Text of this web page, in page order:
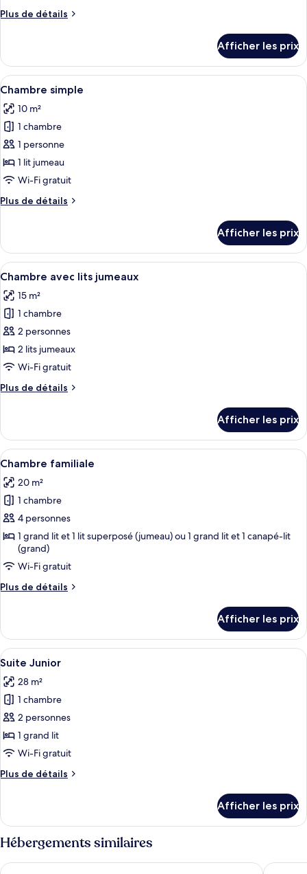
chambre :
Small
Plus de détails
Plus
Double
Room
Small
Afficher les prix
Afficher
toutes
les
photos
pour
ce
type
chambre :
Une chambre moderne et compacte,
11
Chambre simple
10 m²
1 chambre
1 personne
1 lit jumeau
Wi-Fi gratuit
Plus de détails
Plus
Chambre
simple
Afficher les prix
Afficher
toutes
les
photos
pour
ce
type
chambre :
lits
jumeaux
Une chambre d’hôtel avec deux lits,
12
Chambre avec lits jumeaux
15 m²
1 chambre
2 personnes
2 lits jumeaux
Wi-Fi gratuit
Plus de détails
Plus
Chambre
avec
lits
Afficher les prix
Afficher
toutes
les
photos
pour
ce
type
de
chambre :
Une chambre avec un lit superposé,
20
Chambre familiale
20 m²
1 chambre
4 personnes
1 grand lit et 1 lit superposé (jumeau) ou 1 grand lit et 1 canapé-lit
(grand)
Wi-Fi gratuit
Plus de détails
Plus
Chambre
familiale
Afficher les prix
Afficher
toutes
les
photos
pour
ce
type
chambre :
Une chambre avec un plafond en
16
Suite Junior
28 m²
1 chambre
2 personnes
1 grand lit
Wi-Fi gratuit
Plus de détails
Plus
Suite
Junior
Afficher les prix
Hébergements similaires
pentahotel Brussels City Centre a&o